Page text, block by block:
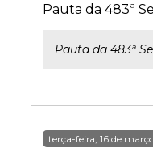
Pauta da 483ª
Pauta da 483ª
terça-feira, 16 de